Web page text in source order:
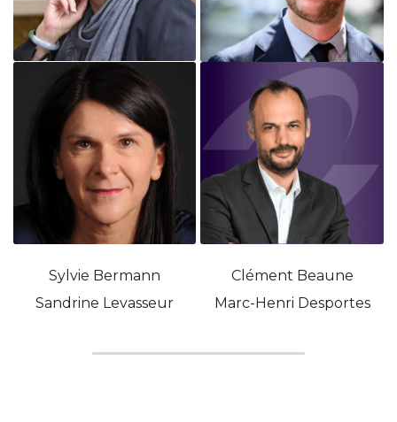
Sylvie Bermann
Clément Beaune
Sandrine Levasseur
Marc-Henri Desportes